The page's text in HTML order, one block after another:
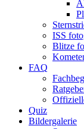
ISS
Blitze
FAQ
Quiz
Bildergalerie